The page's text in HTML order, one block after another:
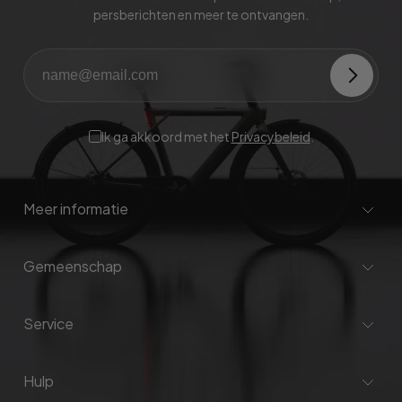
persberichten en meer te ontvangen.
Ik ga akkoord met hetPrivacybeleid.
Meer informatie
Gemeenschap
Service
Hulp